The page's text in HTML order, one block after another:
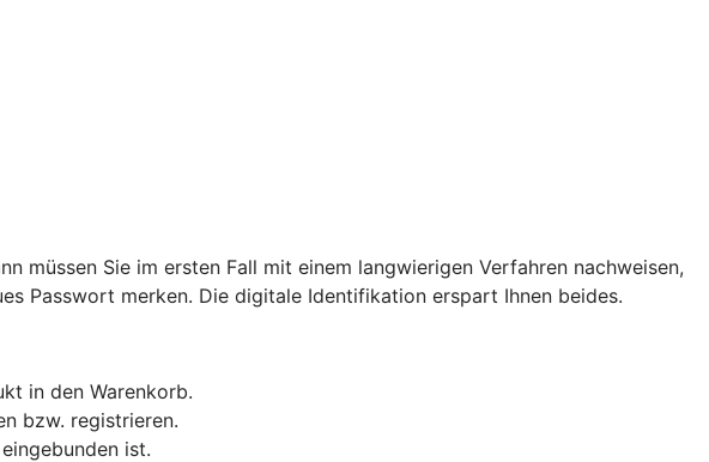
müssen Sie im ersten Fall mit einem langwierigen Verfahren nachweisen,
Passwort merken. Die digitale Identifikation erspart Ihnen beides.
in den Warenkorb.
bzw. registrieren.
ist.